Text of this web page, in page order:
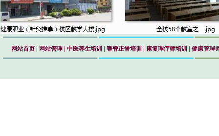
网站首页 网站管理 中医养生培训 整脊正骨培训 康复理疗师培训 健康管理